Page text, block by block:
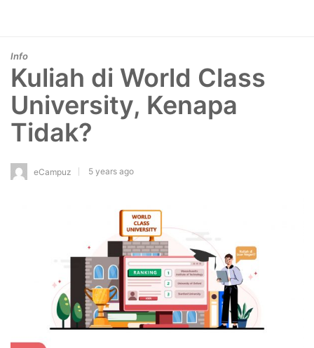
Info
Kuliah di World Class
University, Kenapa
Tidak?
eCampuz 5 years ago